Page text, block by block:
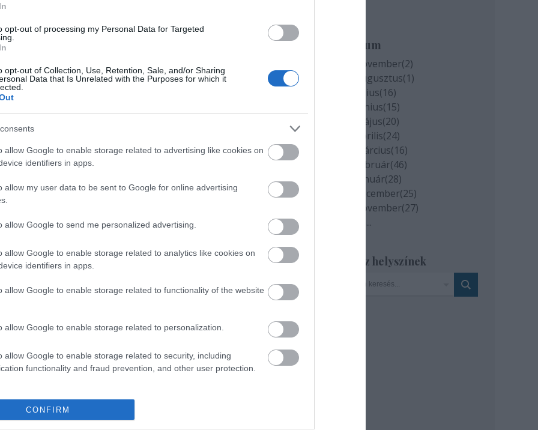
opt-out of processing my Personal Data for Targeted
opt-out of Collection, Use, Retention, Sale, and/or Sharing
Data that Is Unrelated with the Purposes for which it
allow Google to enable storage related to advertising like cookies on
identifiers in apps.
allow my user data to be sent to Google for online advertising
allow Google to send me personalized advertising.
allow Google to enable storage related to analytics like cookies on
identifiers in apps.
allow Google to enable storage related to functionality of the website
allow Google to enable storage related to personalization.
allow Google to enable storage related to security, including
functionality and fraud prevention, and other user protection.
CONFIRM
Gábor)
stúdiószínpadi bemutatót tervez a színház,
sokszínűségét felvonultatva
aKét úr szolgájaés aFérjvadászcímű komédiát. A
Panna
című mesejáték, amelyeket a
állítanak színre.
Az ember tragédiája
Oliveira koreográfia kerül színre. A Stúdióban
komédiáját, valamint a Turi című „
Baranyi Péter színész, színházi dolgozója Ferencz
Archívum
2020 november(2)
2020 augusztus(1)
2020 július(16)
2020 június(15)
2020 május(20)
2020 április(24)
2020 március(16)
2020 február(46)
2020 január(28)
2019 december(25)
2019 november(27)
...
Szinház helyszínek